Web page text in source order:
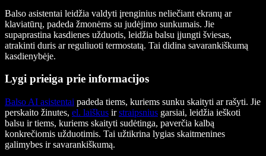
Balso asistentai leidžia valdyti įrenginius neliečiant ekranų ar
klaviatūrų, padeda žmonėms su judėjimo sunkumais. Jie
supaprastina kasdienes užduotis, leidžia balsu įjungti šviesas,
atrakinti duris ar reguliuoti termostatą. Tai didina savarankiškumą
kasdienybėje.
Lygi prieiga prie informacijos
Balso AI asistentai padeda tiems, kuriems sunku skaityti ar rašyti. Jie
perskaito žinutes, el. laiškus irstraipsnius garsiai, leidžia ieškoti
balsu ir tiems, kuriems skaityti sudėtinga, paverčia kalbą
konkrečiomis užduotimis. Tai užtikrina lygias skaitmenines
galimybes ir savarankiškumą.